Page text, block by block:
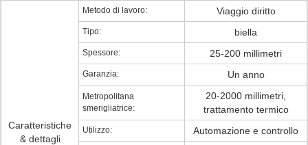
Caratteristiche
& dettagli
Metodo di lavoro: Viaggio diritto
Tipo: biella
Spessore: 25-200 millimetri
Garanzia: Un anno
Metropolitana
smerigliatrice:
20-2000 millimetri,
trattamento termico
Utilizzo: Automazione e controllo